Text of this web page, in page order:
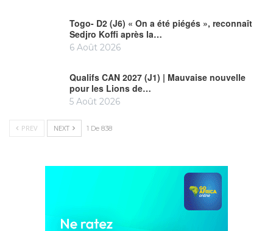
Togo- D2 (J6) « On a été piégés », reconnaît
Sedjro Koffi après la…
6 Août 2026
Qualifs CAN 2027 (J1) | Mauvaise nouvelle
pour les Lions de…
5 Août 2026
PREV NEXT 1 De 838